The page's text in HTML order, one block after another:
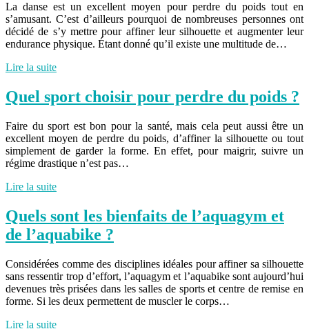
La danse est un excellent moyen pour perdre du poids tout en
s’amusant. C’est d’ailleurs pourquoi de nombreuses personnes ont
décidé de s’y mettre pour affiner leur silhouette et augmenter leur
endurance physique. Étant donné qu’il existe une multitude de…
Lire la suite
Quel sport choisir pour perdre du poids ?
Faire du sport est bon pour la santé, mais cela peut aussi être un
excellent moyen de perdre du poids, d’affiner la silhouette ou tout
simplement de garder la forme. En effet, pour maigrir, suivre un
régime drastique n’est pas…
Lire la suite
Quels sont les bienfaits de l’aquagym et
de l’aquabike ?
Considérées comme des disciplines idéales pour affiner sa silhouette
sans ressentir trop d’effort, l’aquagym et l’aquabike sont aujourd’hui
devenues très prisées dans les salles de sports et centre de remise en
forme. Si les deux permettent de muscler le corps…
Lire la suite